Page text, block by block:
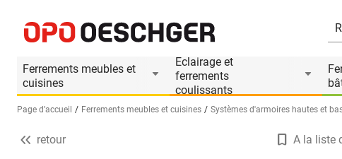
Ferrements meubles et
cuisines
Eclairage et
ferrements
coulissants
Sélectionnez une langue (FR)
Page d’accueil Ferrements meubles et cuisines Systèmes d'armoires hautes et
Informations produit
Accessoires appropriés
retour A la liste